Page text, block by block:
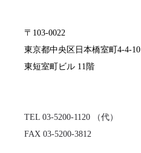
〒103-0022
東京都中央区日本橋室町4-4-10
TEL 03-5200-1120 （代）
FAX 03-5200-3812